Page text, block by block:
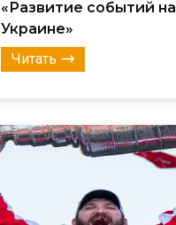
«Развитие событий на
Украине»
Читать